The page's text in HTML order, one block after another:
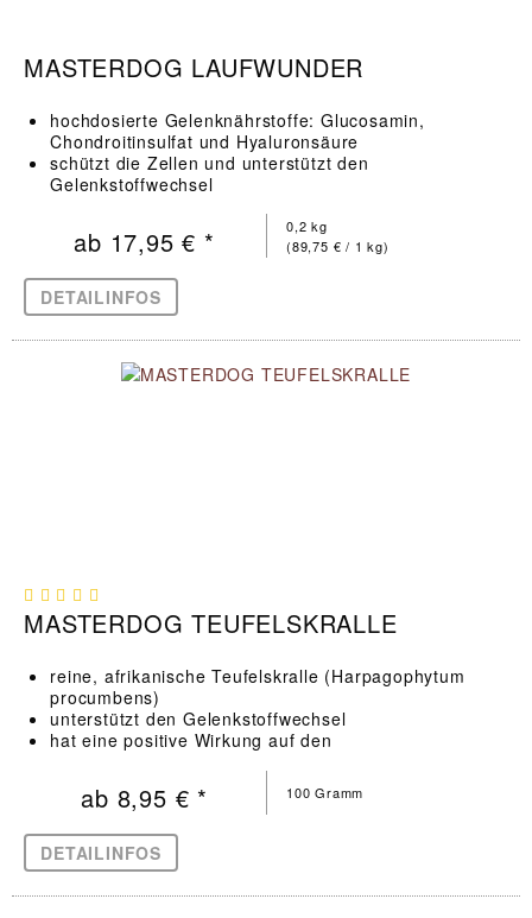
MASTERDOG LAUFWUNDER
hochdosierte Gelenknährstoffe: Glucosamin,
Chondroitinsulfat und Hyaluronsäure
schützt die Zellen und unterstützt den
Gelenkstoffwechsel
steigert so die Bewegungsfreude
0,2 kg
(89,75 € / 1 kg)
ab 17,95 € *
DETAILINFOS
MASTERDOG TEUFELSKRALLE
reine, afrikanische Teufelskralle (Harpagophytum
procumbens)
unterstützt den Gelenkstoffwechsel
hat eine positive Wirkung auf den
100 Gramm
ab 8,95 € *
DETAILINFOS